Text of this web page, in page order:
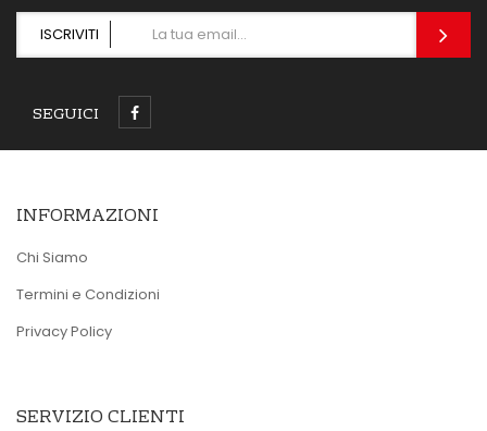
ISCRIVITI
SEGUICI
INFORMAZIONI
Chi Siamo
Termini e Condizioni
Privacy Policy
SERVIZIO CLIENTI